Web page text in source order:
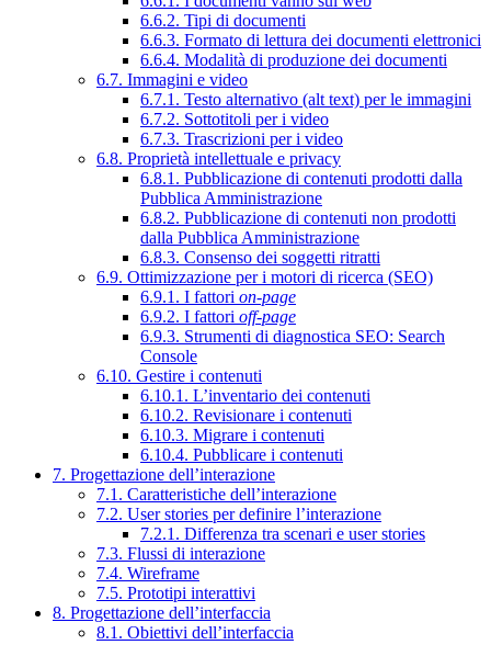
6.6.2. Tipi di documenti
6.6.3. Formato di lettura dei documenti elettronici
6.6.4. Modalità di produzione dei documenti
6.7. Immagini e video
6.7.1. Testo alternativo (alt text) per le immagini
6.7.2. Sottotitoli per i video
6.7.3. Trascrizioni per i video
6.8. Proprietà intellettuale e privacy
6.8.1. Pubblicazione di contenuti prodotti dalla
Pubblica Amministrazione
6.8.2. Pubblicazione di contenuti non prodotti
dalla Pubblica Amministrazione
6.8.3. Consenso dei soggetti ritratti
6.9. Ottimizzazione per i motori di ricerca (SEO)
6.9.1. I fattori on-page
6.9.2. I fattori off-page
6.9.3. Strumenti di diagnostica SEO: Search
Console
6.10. Gestire i contenuti
6.10.1. L’inventario dei contenuti
6.10.2. Revisionare i contenuti
6.10.3. Migrare i contenuti
6.10.4. Pubblicare i contenuti
7. Progettazione dell’interazione
7.1. Caratteristiche dell’interazione
7.2. User stories per definire l’interazione
7.2.1. Differenza tra scenari e user stories
7.3. Flussi di interazione
7.4. Wireframe
7.5. Prototipi interattivi
8. Progettazione dell’interfaccia
8.1. Obiettivi dell’interfaccia